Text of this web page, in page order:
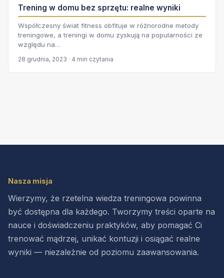
Trening w domu bez sprzętu: realne wyniki
Współczesny świat fitness obfituje w różnorodne metody
treningowe, a treningi w domu zyskują na popularności ze
względu na…
28 grudnia, 2023 · 4 min czytania
Nasza misja
Wierzymy, że rzetelna wiedza treningowa powinna
być dostępna dla każdego. Tworzymy treści oparte na
nauce i doświadczeniu praktyków, aby pomagać Ci
trenować mądrzej, unikać kontuzji i osiągać realne
wyniki — niezależnie od poziomu zaawansowania.